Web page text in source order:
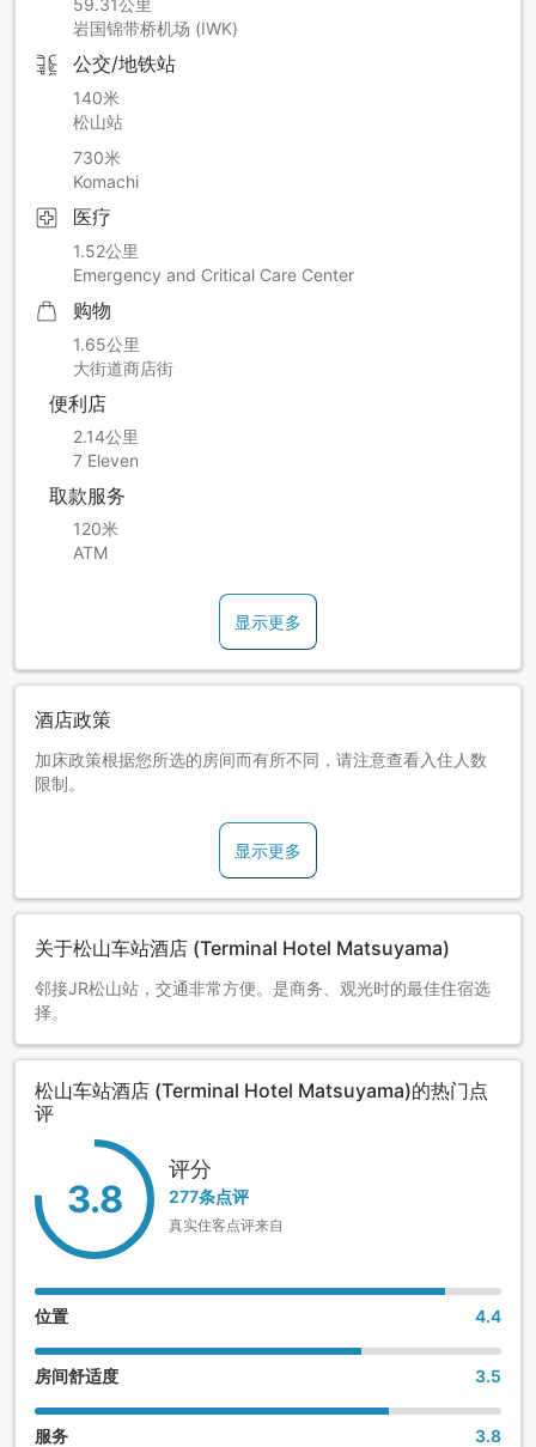
岩国锦带桥机场 (IWK)
公交/地铁站
140米
松山站
730米
Komachi
医疗
1.52公里
Emergency and Critical Care Center
购物
1.65公里
大街道商店街
便利店
2.14公里
7 Eleven
取款服务
120米
ATM
显示更多
酒店政策
加床政策根据您所选的房间而有所不同，请注意查看入住人数
限制。
显示更多
关于松山车站酒店 (Terminal Hotel Matsuyama)
邻接JR松山站，交通非常方便。是商务、观光时的最佳住宿选
择。
松山车站酒店 (Terminal Hotel Matsuyama)的热门点
评
3.8
评分
277条点评
真实住客点评来自
位置 4.4
房间舒适度 3.5
服务 3.8